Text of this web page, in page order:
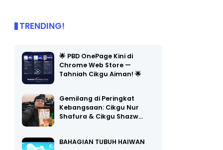
TRENDING!
🌟 PBD OnePage Kini di
Chrome Web Store —
Tahniah Cikgu Aiman! 🌟
Gemilang di Peringkat
Kebangsaan: Cikgu Nur
Shafura & Cikgu Shazw…
BAHAGIAN TUBUH HAIWAN